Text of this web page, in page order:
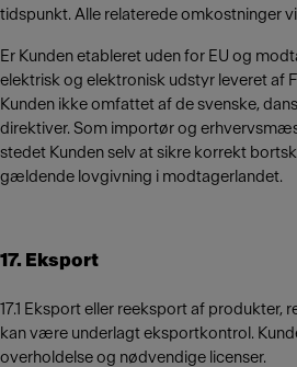
tidspunkt. Alle relaterede omkostninger
Er Kunden etableret uden for EU og
elektrisk og elektronisk udstyr leveret af
Kunden ikke omfattet af de svenske,
direktiver. Som importør og
stedet Kunden selv at sikre korrekt
gældende lovgivning i modtagerlandet.
17. Eksport
17.1 Eksport eller reeksport af produkter,
kan være underlagt eksportkontrol.
overholdelse og nødvendige licenser.